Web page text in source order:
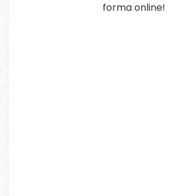
forma online!